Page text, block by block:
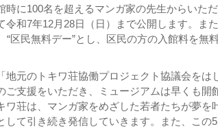
時に100名を超えるマンガ家の先生からいた
和7年12月28日（日）まで公開します。ま
“区民無料デー”とし、区民の方の入館料を無
地元のトキワ荘協働プロジェクト協議会をは
ご支援をいただき、ミュージアムは早くも開
ワ荘は、マンガ家をめざした若者たちが夢を
して引き続き発信していきます。また、この